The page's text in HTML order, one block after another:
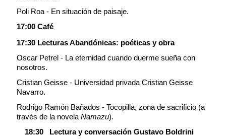
Poli Roa - En situación de paisaje.
17:00 Café
17:30 Lecturas Abandónicas: poéticas y obra
Oscar Petrel - La eternidad cuando duerme sueña con
nosotros.
Cristian Geisse - Universidad privada Cristian Geisse
Navarro.
Rodrigo Ramón Bañados - Tocopilla, zona de sacrificio (a
través de la novela Namazu).
18:30
Lectura y conversación Gustavo Boldrini